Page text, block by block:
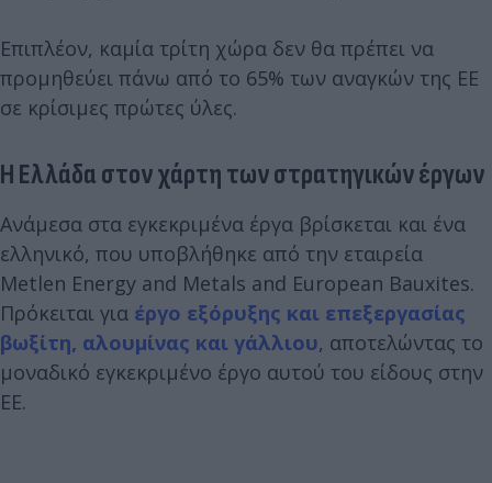
Επιπλέον, καμία τρίτη χώρα δεν θα πρέπει να
προμηθεύει πάνω από το 65% των αναγκών της ΕΕ
σε κρίσιμες πρώτες ύλες.
Η Ελλάδα στον χάρτη των στρατηγικών έργων
Ανάμεσα στα εγκεκριμένα έργα βρίσκεται και ένα
ελληνικό, που υποβλήθηκε από την εταιρεία
Metlen Energy and Metals and European Bauxites.
Πρόκειται για έργο εξόρυξης και επεξεργασίας
βωξίτη, αλουμίνας και γάλλιου, αποτελώντας το
μοναδικό εγκεκριμένο έργο αυτού του είδους στην
ΕΕ.